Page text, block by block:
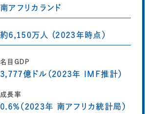
南アフリカランド
約6,150万人 (2023年時点）
名目GDP
3,777億ドル（2023年 IMF推計）
成長率
0.6%（2023年 南アフリカ統計局）